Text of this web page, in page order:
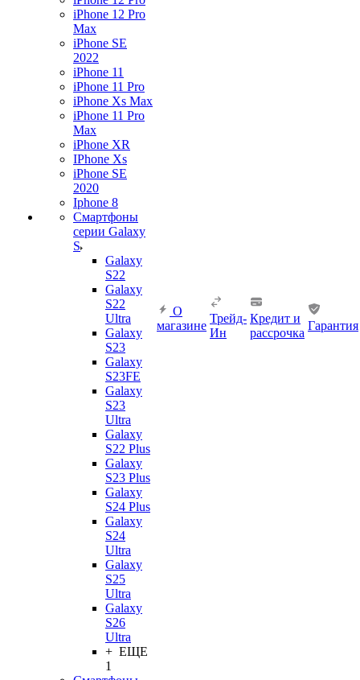
iPhone 12 Pro
Max
iPhone SE
2022
iPhone 11
iPhone 11 Pro
iPhone Xs Max
iPhone 11 Pro
Max
iPhone XR
IPhone Xs
iPhone SE
2020
Iphone 8
Смартфоны
серии Galaxy
S
Galaxy
S22
Galaxy
S22
Ultra
Galaxy
S23
Galaxy
S23FE
Galaxy
S23
Ultra
Galaxy
S22 Plus
Galaxy
S23 Plus
Galaxy
S24 Plus
Galaxy
S24
Ultra
Galaxy
S25
Ultra
Galaxy
S26
Ultra
+ ЕЩЕ
1
О
магазине
Трейд-
Ин
Кредит и
рассрочка
Гарантия